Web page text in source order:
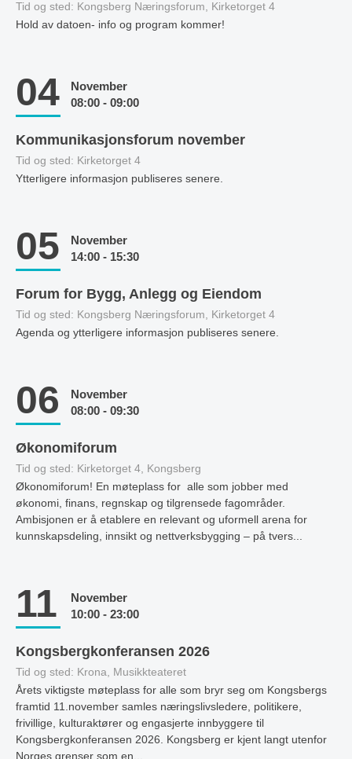
Tid og sted: Kongsberg Næringsforum, Kirketorget 4
Hold av datoen- info og program kommer!
04
November
08:00 - 09:00
Kommunikasjonsforum november
Tid og sted: Kirketorget 4
Ytterligere informasjon publiseres senere.
05
November
14:00 - 15:30
Forum for Bygg, Anlegg og Eiendom
Tid og sted: Kongsberg Næringsforum, Kirketorget 4
Agenda og ytterligere informasjon publiseres senere.
06
November
08:00 - 09:30
Økonomiforum
Tid og sted: Kirketorget 4, Kongsberg
Økonomiforum! En møteplass for alle som jobber med
økonomi, finans, regnskap og tilgrensede fagområder.
Ambisjonen er å etablere en relevant og uformell arena for
kunnskapsdeling, innsikt og nettverksbygging – på tvers...
11
November
10:00 - 23:00
Kongsbergkonferansen 2026
Tid og sted: Krona, Musikkteateret
Årets viktigste møteplass for alle som bryr seg om Kongsbergs
framtid 11.november samles næringslivsledere, politikere,
frivillige, kulturaktører og engasjerte innbyggere til
Kongsbergkonferansen 2026. Kongsberg er kjent langt utenfor
Norges grenser som en...